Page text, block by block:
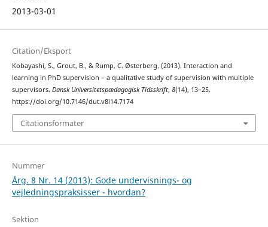
2013-03-01
Citation/Eksport
Kobayashi, S., Grout, B., & Rump, C. Østerberg. (2013). Interaction and
learning in PhD supervision – a qualitative study of supervision with multiple
supervisors. Dansk Universitetspædagogisk Tidsskrift, 8(14), 13–25.
https://doi.org/10.7146/dut.v8i14.7174
Citationsformater
Nummer
Årg. 8 Nr. 14 (2013): Gode undervisnings- og
vejledningspraksisser - hvordan?
Sektion